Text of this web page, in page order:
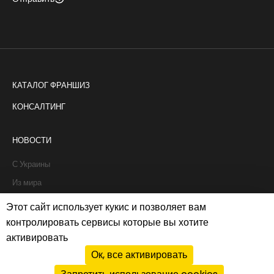
КАТАЛОГ ФРАНШИЗ
КОНСАЛТИНГ
НОВОСТИ
С Украины
Из мира
Интервью
Истории франчайзи
Рапорты
Этот сайт использует кукис и позволяет вам
контролировать сервисы которые вы хотите
активировать
Ок, все активировать